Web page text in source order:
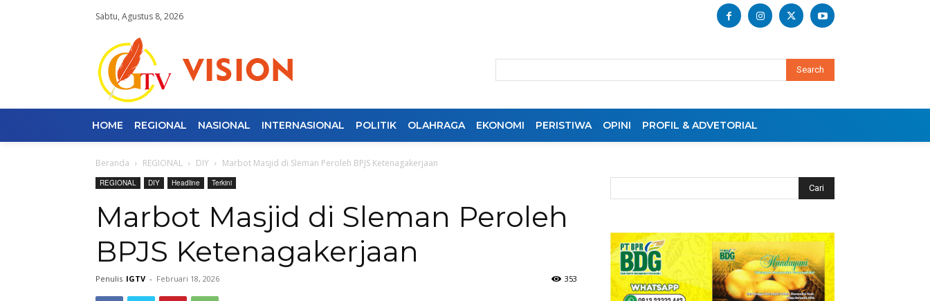
Sabtu, Agustus 8, 2026
Search
HOME REGIONAL NASIONAL INTERNASIONAL POLITIK OLAHRAGA EKONOMI PERISTIWA OPINI PROFIL & ADVETORIAL
Beranda REGIONAL DIY Marbot Masjid di Sleman Peroleh BPJS Ketenagakerjaan
REGIONAL DIY Headline Terkini
Marbot Masjid di Sleman Peroleh
BPJS Ketenagakerjaan
Penulis IGTV - Februari 18, 2026 353